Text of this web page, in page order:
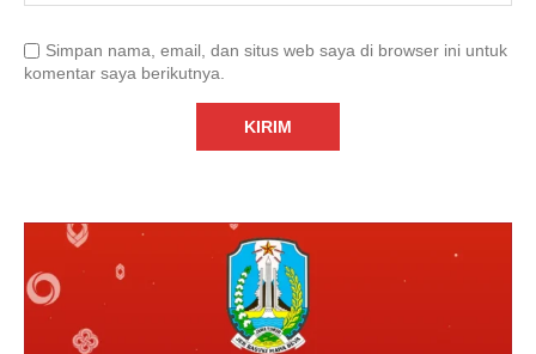
Simpan nama, email, dan situs web saya di browser ini untuk
komentar saya berikutnya.